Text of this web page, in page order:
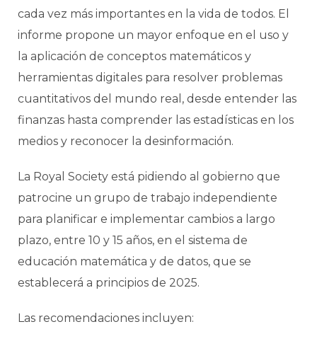
cada vez más importantes en la vida de todos. El
informe propone un mayor enfoque en el uso y
la aplicación de conceptos matemáticos y
herramientas digitales para resolver problemas
cuantitativos del mundo real, desde entender las
finanzas hasta comprender las estadísticas en los
medios y reconocer la desinformación.
La Royal Society está pidiendo al gobierno que
patrocine un grupo de trabajo independiente
para planificar e implementar cambios a largo
plazo, entre 10 y 15 años, en el sistema de
educación matemática y de datos, que se
establecerá a principios de 2025.
Las recomendaciones incluyen: